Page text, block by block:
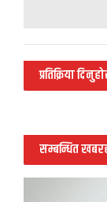
प्रतिक्रिया
सम्बन्धित